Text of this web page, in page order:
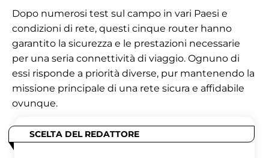
Dopo numerosi test sul campo in vari Paesi e
condizioni di rete, questi cinque router hanno
garantito la sicurezza e le prestazioni necessarie
per una seria connettività di viaggio. Ognuno di
essi risponde a priorità diverse, pur mantenendo la
missione principale di una rete sicura e affidabile
ovunque.
SCELTA DEL REDATTORE